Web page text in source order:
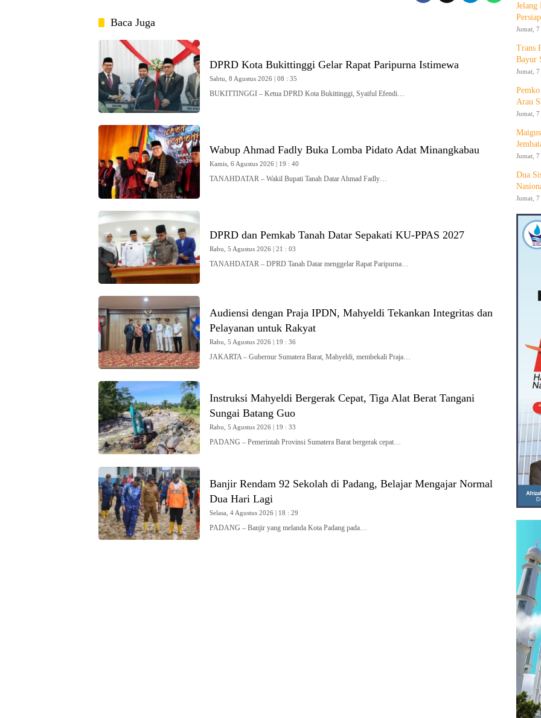
Baca Juga
DPRD Kota Bukittinggi Gelar Rapat Paripurna Istimewa
Sabtu, 8 Agustus 2026 | 08 : 35
BUKITTINGGI – Ketua DPRD Kota Bukittinggi, Syaiful Efendi…
Wabup Ahmad Fadly Buka Lomba Pidato Adat Minangkabau
Kamis, 6 Agustus 2026 | 19 : 40
TANAHDATAR – Wakil Bupati Tanah Datar Ahmad Fadly…
DPRD dan Pemkab Tanah Datar Sepakati KU-PPAS 2027
Rabu, 5 Agustus 2026 | 21 : 03
TANAHDATAR – DPRD Tanah Datar menggelar Rapat Paripurna…
Audiensi dengan Praja IPDN, Mahyeldi Tekankan Integritas dan
Pelayanan untuk Rakyat
Rabu, 5 Agustus 2026 | 19 : 36
JAKARTA – Gubernur Sumatera Barat, Mahyeldi, membekali Praja…
Instruksi Mahyeldi Bergerak Cepat, Tiga Alat Berat Tangani
Sungai Batang Guo
Rabu, 5 Agustus 2026 | 19 : 33
PADANG – Pemerintah Provinsi Sumatera Barat bergerak cepat…
Banjir Rendam 92 Sekolah di Padang, Belajar Mengajar Normal
Dua Hari Lagi
Selasa, 4 Agustus 2026 | 18 : 29
PADANG – Banjir yang melanda Kota Padang pada…
Jelang
Jumat,
Trans
Bayur
Jumat,
Arau
Jumat,
Jumat,
Dua
Jumat,